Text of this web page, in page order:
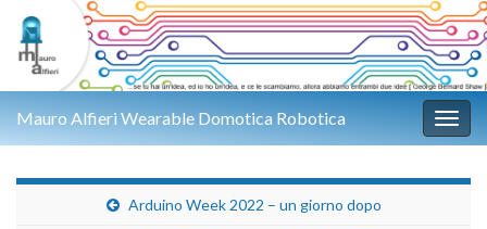
Mauro Alfieri Wearable Domotica Robotica
Arduino Week 2022 – un giorno dopo